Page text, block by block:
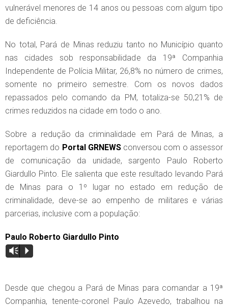
vulnerável menores de 14 anos ou pessoas com algum tipo
de deficiência.
No total, Pará de Minas reduziu tanto no Município quanto
nas cidades sob responsabilidade da 19ª Companhia
Independente de Polícia Militar, 26,8% no número de crimes,
somente no primeiro semestre. Com os novos dados
repassados pelo comando da PM, totaliza-se 50,21% de
crimes reduzidos na cidade em todo o ano.
Sobre a redução da criminalidade em Pará de Minas, a
reportagem do Portal GRNEWSconversou com o assessor
de comunicação da unidade, sargento Paulo Roberto
Giardullo Pinto. Ele salienta que este resultado levando Pará
de Minas para o 1º lugar no estado em redução de
criminalidade, deve-se ao empenho de militares e várias
parcerias, inclusive com a população:
Paulo Roberto Giardullo Pinto
Vm P
Desde que chegou a Pará de Minas para comandar a 19ª
Companhia, tenente-coronel Paulo Azevedo, trabalhou na